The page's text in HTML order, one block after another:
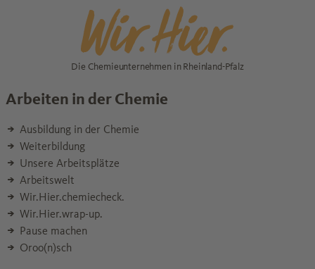
Die Chemieunternehmen in Rheinland-Pfalz
Arbeiten in der Chemie
Ausbildung in der Chemie
Weiterbildung
Unsere Arbeitsplätze
Arbeitswelt
Wir.Hier.chemiecheck.
Wir.Hier.wrap-up.
Pause machen
Oroo(n)sch